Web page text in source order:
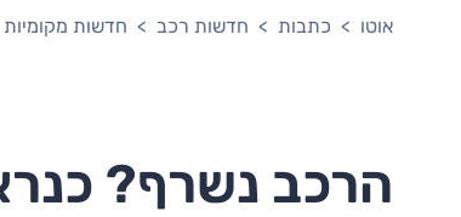
אוטו כתבות חדשות רכב חדשות מקומיות
הרכב נשרף?